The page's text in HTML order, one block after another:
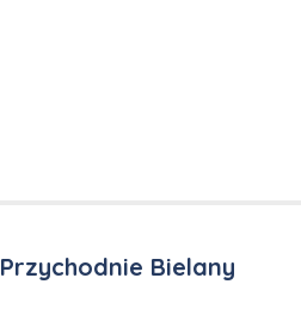
Przychodnie Bielany